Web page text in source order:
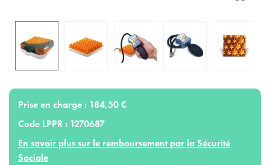
Prise en charge : 184,50 €
Code LPPR : 1270687
En savoir plus sur le remboursement par la Sécurité
Sociale